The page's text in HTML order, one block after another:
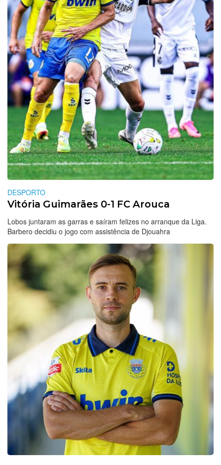
DESPORTO
Vitória Guimarães 0-1 FC Arouca
Lobos juntaram as garras e saíram felizes no arranque da Liga.
Barbero decidiu o jogo com assistência de Djouahra